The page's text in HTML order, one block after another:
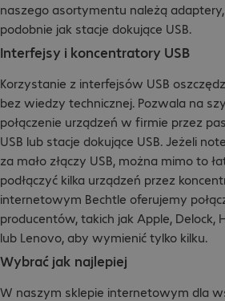
naszego asortymentu należą
podobnie jak stacje dokujące USB.
Interfejsy i koncentratory USB
Korzystanie z interfejsów USB
bez wiedzy technicznej. Pozwala na
połączenie urządzeń w firmie przez
USB lub stacje dokujące USB. Jeżeli
za mało złączy USB, można mimo to
podłączyć kilka urządzeń przez
internetowym Bechtle oferujemy
producentów, takich jak Apple, Delock,
lub Lenovo, aby wymienić tylko kilku.
Wybrać jak najlepiej
W naszym sklepie internetowym dla